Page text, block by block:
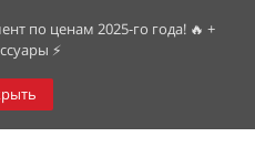
по ценам 2025-го года! 🔥 +
⚡️